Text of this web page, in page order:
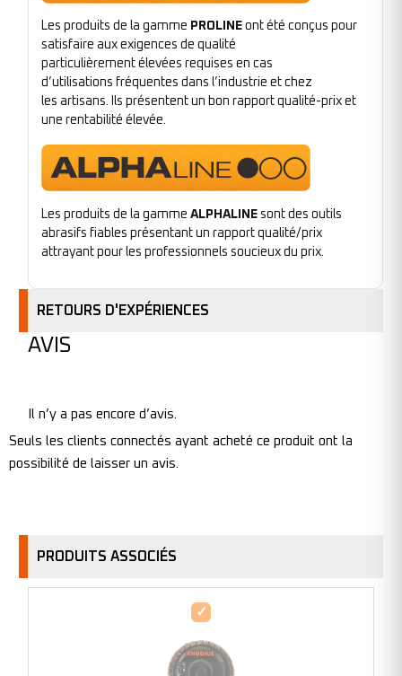
Les produits de la gamme PROLINE ont été conçus pour
satisfaire aux exigences de qualité
particulièrement élevées requises en cas
d’utilisations fréquentes dans l’industrie et chez
les artisans. Ils présentent un bon rapport qualité-prix et
une rentabilité élevée.
Les produits de la gamme ALPHALINE sont des outils
abrasifs fiables présentant un rapport qualité/prix
attrayant pour les professionnels soucieux du prix.
RETOURS D'EXPÉRIENCES
AVIS
Il n’y a pas encore d’avis.
Seuls les clients connectés ayant acheté ce produit ont la
possibilité de laisser un avis.
PRODUITS ASSOCIÉS
Disque
lamelles